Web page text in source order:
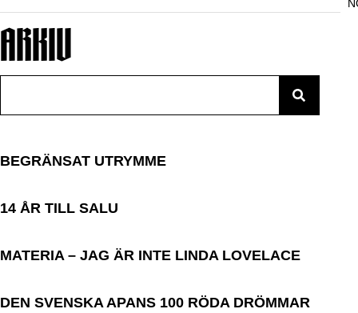
ARKIV
Search
BEGRÄNSAT UTRYMME
14 ÅR TILL SALU
MATERIA – JAG ÄR INTE LINDA LOVELACE
DEN SVENSKA APANS 100 RÖDA DRÖMMAR